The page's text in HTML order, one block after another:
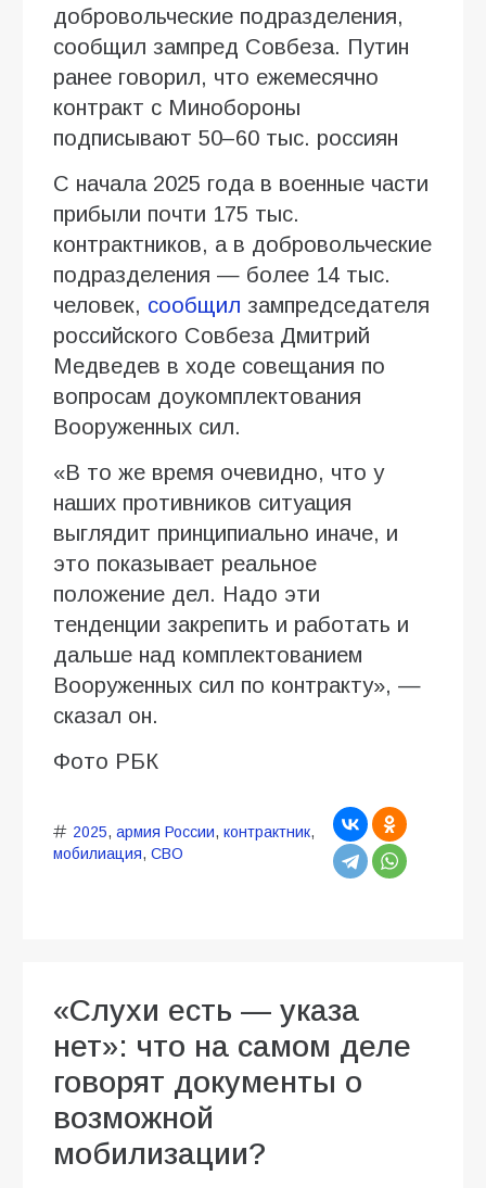
добровольческие подразделения,
сообщил зампред Совбеза. Путин
ранее говорил, что ежемесячно
контракт с Минобороны
подписывают 50–60 тыс. россиян
С начала 2025 года в военные части
прибыли почти 175 тыс.
контрактников, а в добровольческие
подразделения — более 14 тыс.
человек, сообщил зампредседателя
российского Совбеза Дмитрий
Медведев в ходе совещания по
вопросам доукомплектования
Вооруженных сил.
«В то же время очевидно, что у
наших противников ситуация
выглядит принципиально иначе, и
это показывает реальное
положение дел. Надо эти
тенденции закрепить и работать и
дальше над комплектованием
Вооруженных сил по контракту», —
сказал он.
Фото РБК
2025, армия России, контрактник,
мобилиация, СВО
«Слухи есть — указа
нет»: что на самом деле
говорят документы о
возможной
мобилизации?